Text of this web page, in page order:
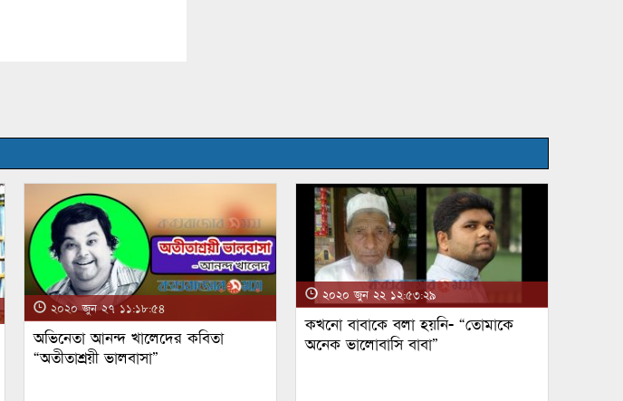
২০২০ জুন ২৭ ১১:১৮:৫৪
অভিনেতা আনন্দ খালেদের কবিতা
“অতীতাশ্রয়ী ভালবাসা”
২০২০ জুন ২২ ১২:৫৩:২৯
কখনো বাবাকে বলা হয়নি- “তোমাকে
অনেক ভালোবাসি বাবা”